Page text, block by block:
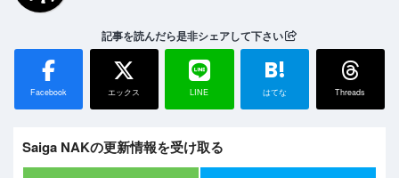
記事を読んだら是非シェアして下さい
Facebook エックス LINE
B!
はてな Threads
Saiga NAKの更新情報を受け取る